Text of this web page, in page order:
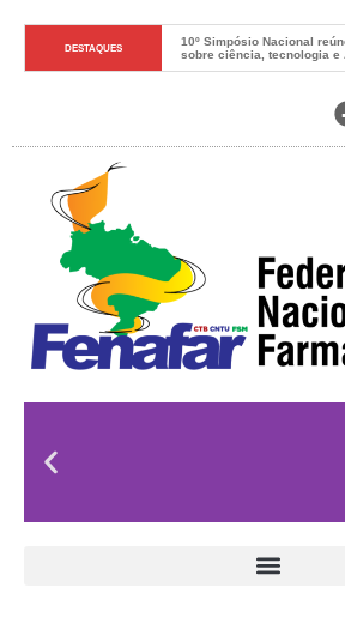
DESTAQUES
10º Simpósio Nacional
sobre ciência, tecnologia e